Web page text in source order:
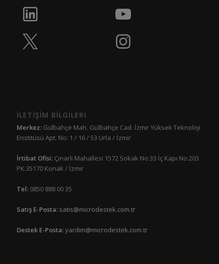
İLETİŞİM BİLGİLERİ
Merkez:Gülbahçe Mah. Gülbahçe Cad. İzmir Yüksek Teknoloji
Enstitüsü Apt. No: 1 / 16 / 53 Urla / İzmir
İrtibat Ofisi: Çınarlı Mahallesi 1572 Sokak No:33 İç Kapı No:203
PK.35170 Konak / İzmir
Tel:0850 888 00 35
Satış E-Posta: satis@microdestek.com.tr
Destek E-Posta:yardim@microdestek.com.tr